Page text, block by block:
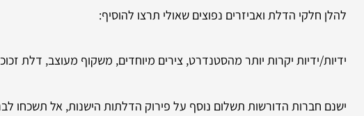
להלן חלקי הדלת ואביזרים נפוצים שאולי תרצו להוסיף:
ידיות/ידיות יקרות יותר מהסטנדרט, צירים מיוחדים, משקוף מעוצב, דלת
ישנם חברות הדורשות תשלום נוסף על פירוק הדלתות הישנות, אל